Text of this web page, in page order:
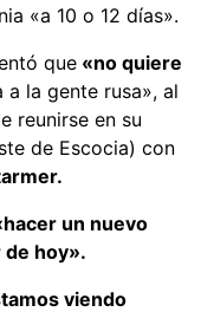
«a 10 o 12 días».
que «no quiere
a la gente rusa», al
reunirse en su
de Escocia) con
un nuevo
de hoy».
viendo